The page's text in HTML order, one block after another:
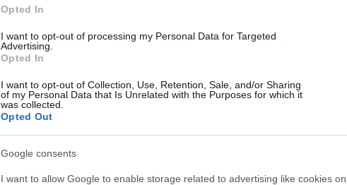
Opted In
I want to opt-out of processing my Personal Data for Targeted
Advertising.
Opted In
I want to opt-out of Collection, Use, Retention, Sale, and/or Sharing
of my Personal Data that Is Unrelated with the Purposes for which it
was collected.
Opted Out
Google consents
I want to allow Google to enable storage related to advertising like cookies on